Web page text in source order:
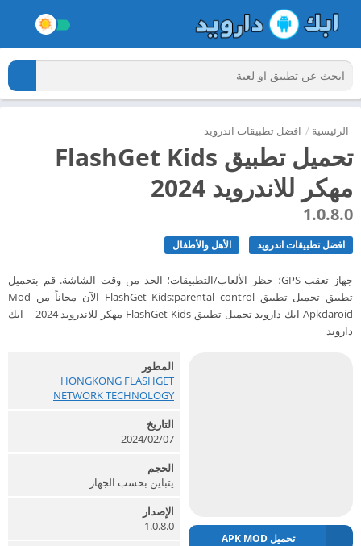
الرئيسية / افضل تطبيقات اندرويد
تحميل تطبيق FlashGet Kids
مهكر للاندرويد 2024
1.0.8.0
افضل تطبيقات اندرويد الأهل والأطفال
جهاز تعقب GPS؛ حظر الألعاب/التطبيقات؛ الحد من وقت الشاشة. قم بتحميل
تطبيق تحميل تطبيق FlashGet Kids:parental control الآن مجاناً من Mod
Apkdaroid ابك دارويد تحميل تطبيق FlashGet Kids مهكر للاندرويد 2024 – ابك
دارويد
تحميل APK MOD
المطور
HONGKONG FLASHGET
NETWORK TECHNOLOGY‏
التاريخ
2024/02/07
الحجم
يتباين بحسب الجهاز
الإصدار
1.0.8.0